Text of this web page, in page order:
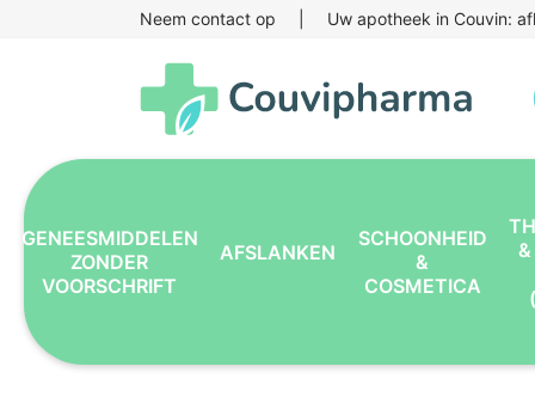
Neem contact op Uw apotheek in Couvin:
GENEESMIDDELEN
ZONDER
VOORSCHRIFT
AFSLANKEN
SCHOONHEID
&
COSMETICA
&